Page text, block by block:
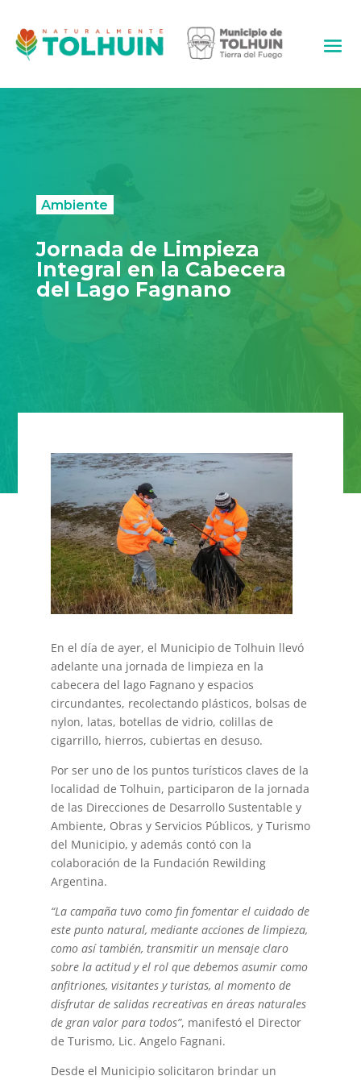
Ambiente
Jornada de Limpieza
Integral en la Cabecera
del Lago Fagnano
En el día de ayer, el Municipio de Tolhuin llevó
adelante una jornada de limpieza en la
cabecera del lago Fagnano y espacios
circundantes, recolectando plásticos, bolsas de
nylon, latas, botellas de vidrio, colillas de
cigarrillo, hierros, cubiertas en desuso.
Por ser uno de los puntos turísticos claves de la
localidad de Tolhuin, participaron de la jornada
de las Direcciones de Desarrollo Sustentable y
Ambiente, Obras y Servicios Públicos, y Turismo
del Municipio, y además contó con la
colaboración de la Fundación Rewilding
Argentina.
“La campaña tuvo como fin fomentar el cuidado de
este punto natural, mediante acciones de limpieza,
como así también, transmitir un mensaje claro
sobre la actitud y el rol que debemos asumir como
anfitriones, visitantes y turistas, al momento de
disfrutar de salidas recreativas en áreas naturales
de gran valor para todos”, manifestó el Director
de Turismo, Lic. Angelo Fagnani.
Desde el Municipio solicitaron brindar un